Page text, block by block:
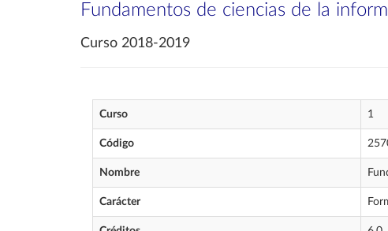
Fundamentos de ciencias de la
Curso 2018-2019
Curso 1
Código
Nombre
Carácter